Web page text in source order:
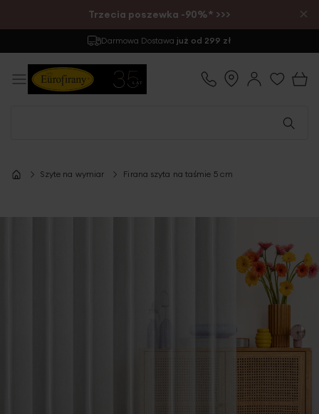
Trzecia poszewka -90%* >>> ×
Darmowa Dostawa już od 299 zł
Szyte na wymiar Firana szyta na taśmie 5 cm